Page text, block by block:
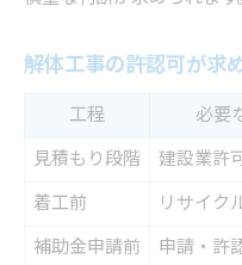
解体工事の許認可が求
工程 必要
見積もり段階
建設業許
着工前
リサイク
補助金申請前
申請・許